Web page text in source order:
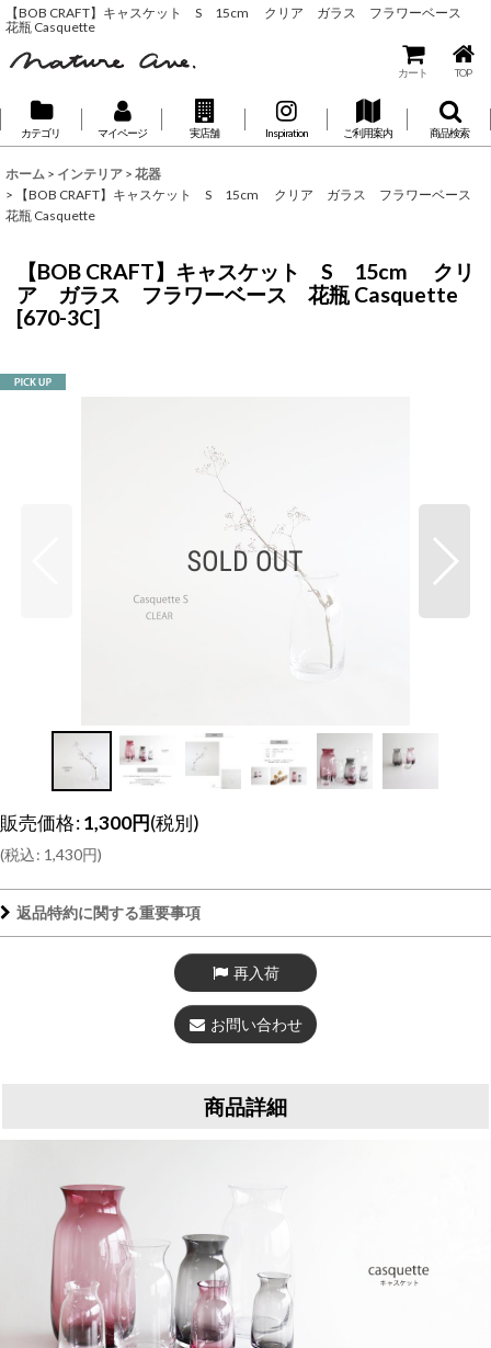
【BOB CRAFT】キャスケット S 15cm クリア ガラス フラワーベース
花瓶 Casquette
カート TOP
カテゴリ マイページ 実店舗 Inspiration ご利用案内 商品検索
ホーム > インテリア > 花器
>
【BOB CRAFT】キャスケット S 15cm クリア ガラス フラワーベース
花瓶 Casquette
【BOB CRAFT】キャスケット S 15cm クリ
ア ガラス フラワーベース 花瓶 Casquette
[670-3C]
販売価格:1,300円(税別)
(税込: 1,430円)
返品特約に関する重要事項
再入荷
お問い合わせ
商品詳細